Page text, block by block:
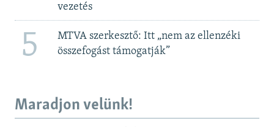
vezetés
5
MTVA szerkesztő: Itt „nem az ellenzéki
összefogást támogatják”
Maradjon velünk!